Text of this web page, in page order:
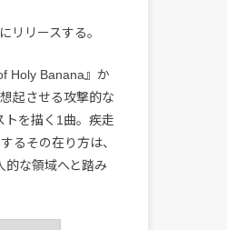
リリースする。
Holy Banana』か
起させる攻撃的な
トを描く1曲。疾走
るその在り方は、
的な領域へと踏み